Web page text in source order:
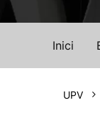
Inici
UPV